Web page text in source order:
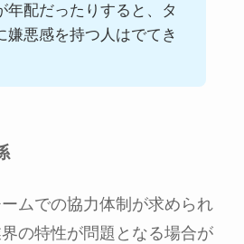
年配だったりすると、タ
嫌悪感を持つ人はでてき
ムでの協力体制が求められ
の特性が問題となる場合が